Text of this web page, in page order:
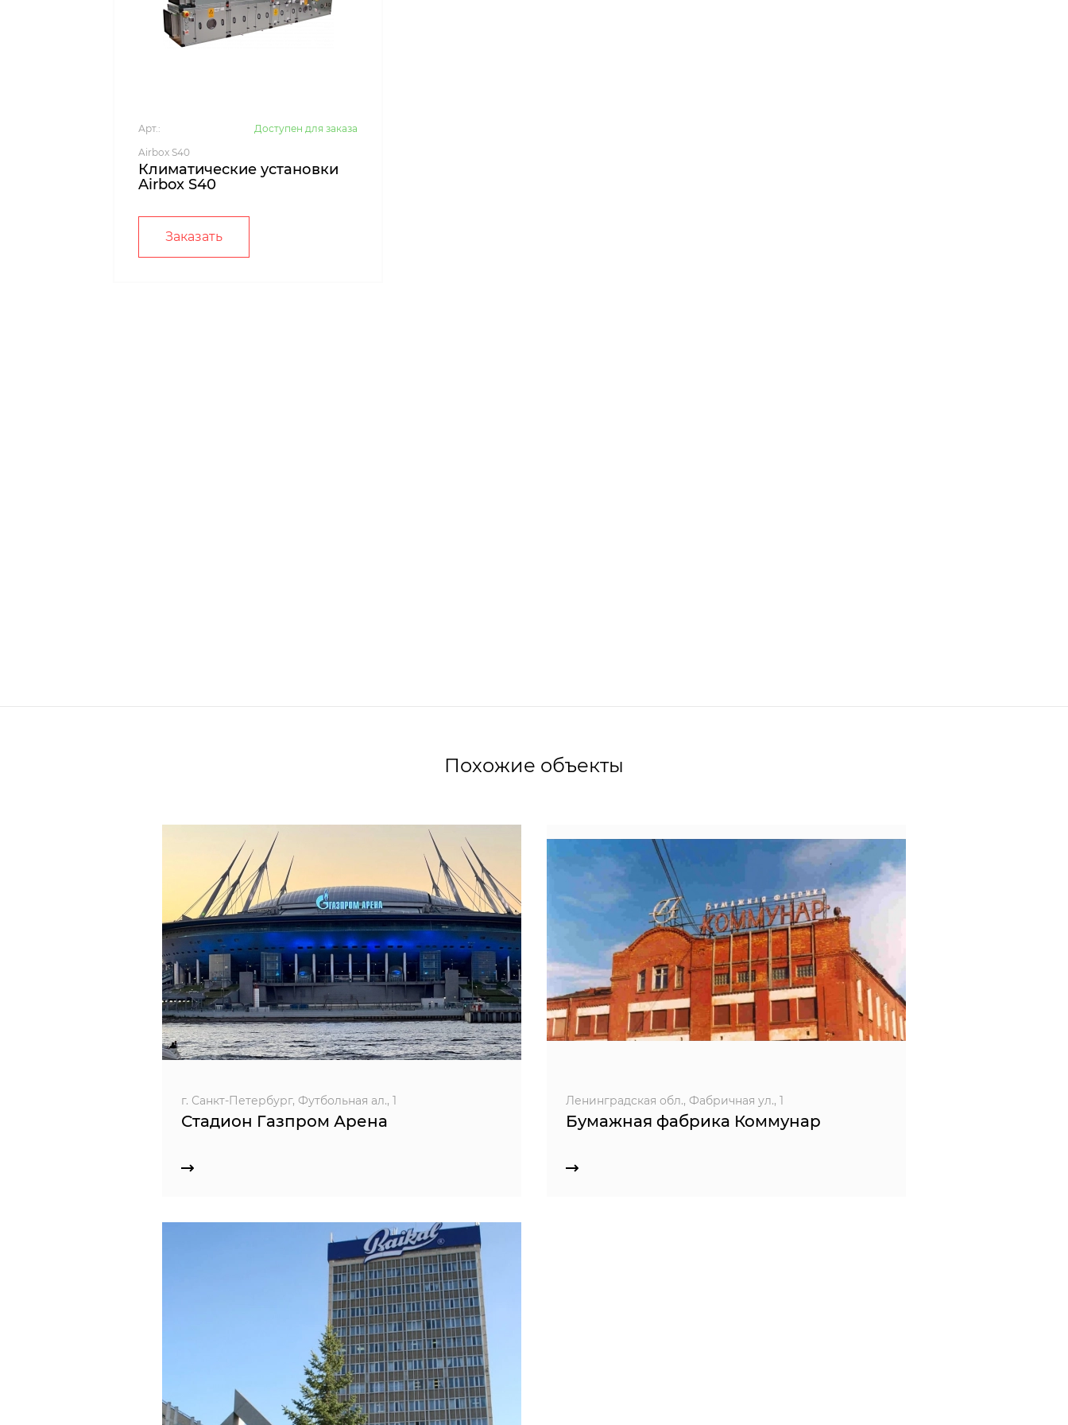
Арт.:
Доступен для заказа
Airbox S40
Климатические установки
Airbox S40
Заказать
Похожие объекты
г. Санкт-Петербург, Футбольная ал., 1
Стадион Газпром Арена
Ленинградская обл., Фабричная ул., 1
Бумажная фабрика Коммунар